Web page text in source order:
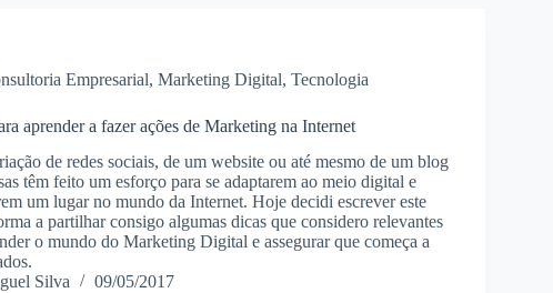
Empresarial, Marketing Digital, Tecnologia
aprender a fazer ações de Marketing na Internet
de redes sociais, de um website ou até mesmo de um blog
têm feito um esforço para se adaptarem ao meio digital e
um lugar no mundo da Internet. Hoje decidi escrever este
a partilhar consigo algumas dicas que considero relevantes
o mundo do Marketing Digital e assegurar que começa a
Silva
09/05/2017